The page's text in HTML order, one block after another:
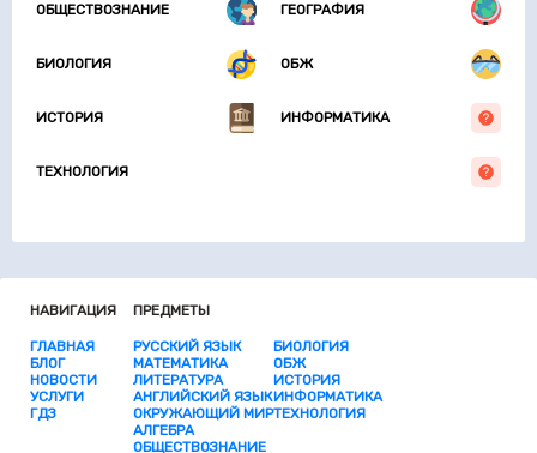
ОБЩЕСТВОЗНАНИЕ ГЕОГРАФИЯ
БИОЛОГИЯ ОБЖ
ИСТОРИЯ ИНФОРМАТИКА
ТЕХНОЛОГИЯ
НАВИГАЦИЯ
ГЛАВНАЯ
БЛОГ
НОВОСТИ
УСЛУГИ
ГДЗ
ПРЕДМЕТЫ
РУССКИЙ ЯЗЫК
МАТЕМАТИКА
ЛИТЕРАТУРА
АНГЛИЙСКИЙ ЯЗЫК
ОКРУЖАЮЩИЙ МИР
АЛГЕБРА
ОБЩЕСТВОЗНАНИЕ
БИОЛОГИЯ
ОБЖ
ИСТОРИЯ
ИНФОРМАТИКА
ТЕХНОЛОГИЯ